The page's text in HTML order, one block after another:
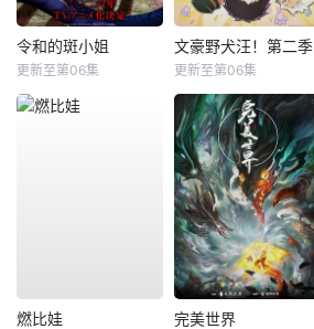
令和的斑小姐
更新至第06集
文豪野犬汪！第二季
更新至第06集
燃比娃 完美世界